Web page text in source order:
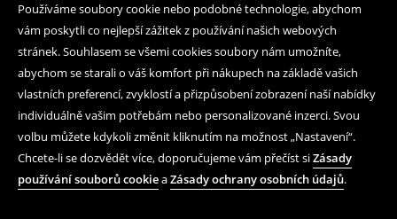
Používáme soubory cookie nebo podobné technologie, abychom
vám poskytli co nejlepší zážitek z používání našich webových
stránek. Souhlasem se všemi cookies soubory nám umožníte,
abychom se starali o váš komfort při nákupech na základě vašich
vlastních preferencí, zvyklostí a přizpůsobení zobrazení naší nabídky
individuálně vašim potřebám nebo personalizované inzerci. Svou
volbu můžete kdykoli změnit kliknutím na možnost „Nastavení“.
Chcete-li se dozvědět více, doporučujeme vám přečíst siZásady
používání souborů cookieaZásady ochrany osobních údajů.
Mobilní aplikaci
Obchodní podmínky a ochrana osobních údajů
Právní záležitosti